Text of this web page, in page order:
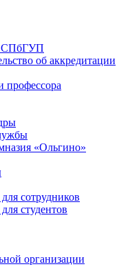
СПбГУП
об аккредитации
профессора
«Ольгино»
сотрудников
студентов
организации